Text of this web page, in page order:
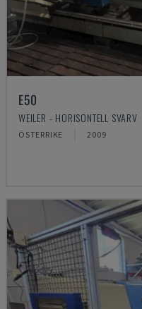
E50
WEILER - HORISONTELL SVARV
ÖSTERRIKE 2009